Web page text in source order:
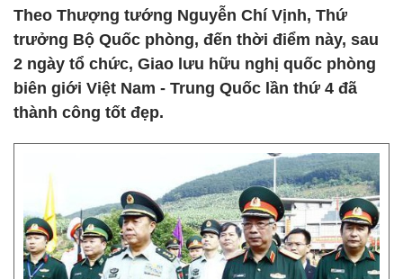
Theo Thượng tướng Nguyễn Chí Vịnh, Thứ
trưởng Bộ Quốc phòng, đến thời điểm này, sau
2 ngày tổ chức, Giao lưu hữu nghị quốc phòng
biên giới Việt Nam - Trung Quốc lần thứ 4 đã
thành công tốt đẹp.